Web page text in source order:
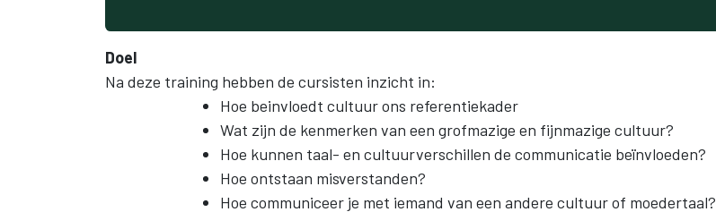
Doel
Na deze training hebben de cursisten inzicht in:
Hoe beinvloedt cultuur ons referentiekader
Wat zijn de kenmerken van een grofmazige en fijnmazige cultuur?
Hoe kunnen taal- en cultuurverschillen de communicatie beïnvloeden?
Hoe ontstaan misverstanden?
Hoe communiceer je met iemand van een andere cultuur of moedertaal?